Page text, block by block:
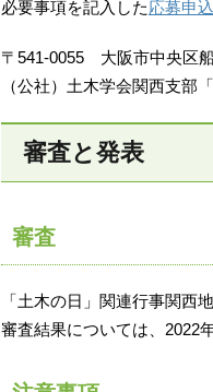
必要事項を記入した応募申
〒541-0055 大阪市中央区
（公社）土木学会関西支部
審査と発表
審査
「土木の日」関連行事関西
審査結果については、2022